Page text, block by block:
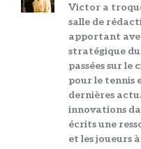
Victor a
salle de
apportant
stratégique du
passées sur le
pour le tennis
dernières
innovations
écrits une
et les joueurs